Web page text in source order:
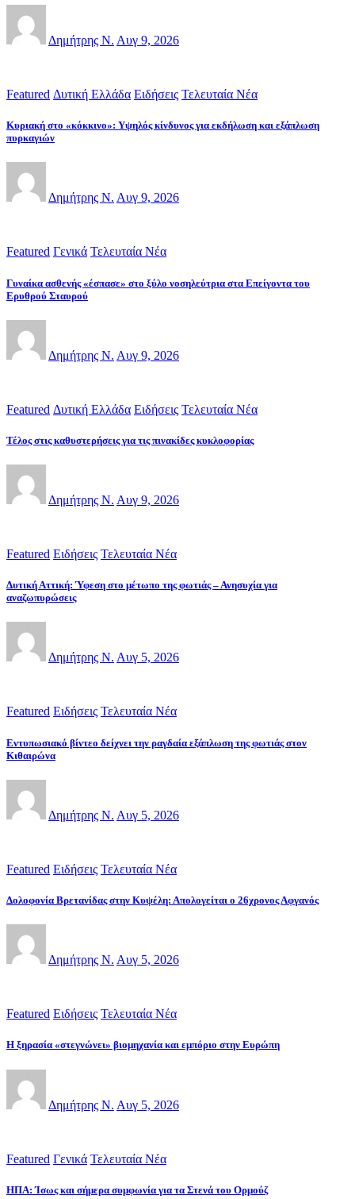
Δημήτρης Ν. Αυγ 9, 2026
Featured Δυτική Ελλάδα Ειδήσεις Τελευταία Νέα
Κυριακή στο «κόκκινο»: Υψηλός κίνδυνος για εκδήλωση και εξάπλωση
πυρκαγιών
Δημήτρης Ν. Αυγ 9, 2026
Featured Γενικά Τελευταία Νέα
Γυναίκα ασθενής «έσπασε» στο ξύλο νοσηλεύτρια στα Επείγοντα του
Ερυθρού Σταυρού
Δημήτρης Ν. Αυγ 9, 2026
Featured Δυτική Ελλάδα Ειδήσεις Τελευταία Νέα
Τέλος στις καθυστερήσεις για τις πινακίδες κυκλοφορίας
Δημήτρης Ν. Αυγ 9, 2026
Featured Ειδήσεις Τελευταία Νέα
Δυτική Αττική: Ύφεση στο μέτωπο της φωτιάς – Ανησυχία για
αναζωπυρώσεις
Δημήτρης Ν. Αυγ 5, 2026
Featured Ειδήσεις Τελευταία Νέα
Εντυπωσιακό βίντεο δείχνει την ραγδαία εξάπλωση της φωτιάς στον
Κιθαιρώνα
Δημήτρης Ν. Αυγ 5, 2026
Featured Ειδήσεις Τελευταία Νέα
Δολοφονία Βρετανίδας στην Κυψέλη: Απολογείται ο 26χρονος Αφγανός
Δημήτρης Ν. Αυγ 5, 2026
Featured Ειδήσεις Τελευταία Νέα
Η ξηρασία «στεγνώνει» βιομηχανία και εμπόριο στην Ευρώπη
Δημήτρης Ν. Αυγ 5, 2026
Featured Γενικά Τελευταία Νέα
ΗΠΑ: Ίσως και σήμερα συμφωνία για τα Στενά του Ορμούζ